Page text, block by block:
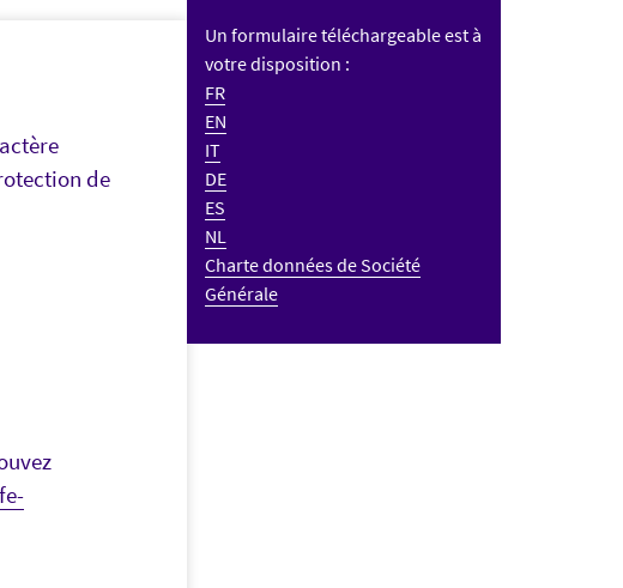
de
Un formulaire téléchargeable est à
votre disposition :
FR
EN
IT
DE
ES
NL
Charte données de Société
Générale